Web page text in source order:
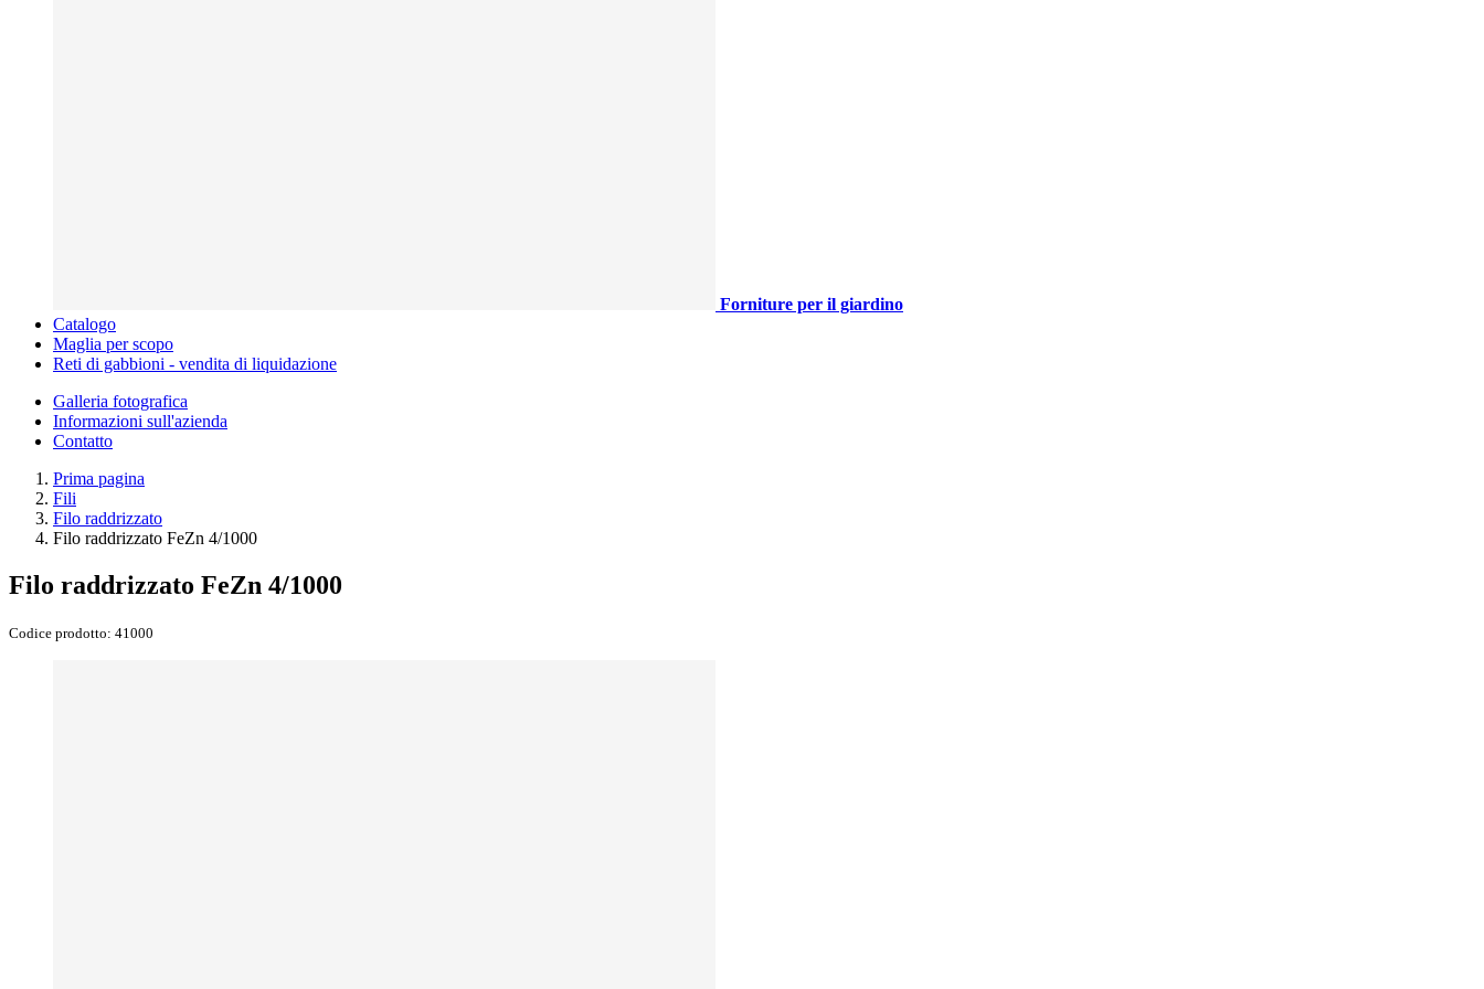
Forniture per il giardino
Catalogo
Maglia per scopo
Reti di gabbioni - vendita di liquidazione
Galleria fotografica
Informazioni sull'azienda
Contatto
Prima pagina
Fili
Filo raddrizzato
Filo raddrizzato FeZn 4/1000
Filo raddrizzato FeZn 4/1000
Codice prodotto: 41000